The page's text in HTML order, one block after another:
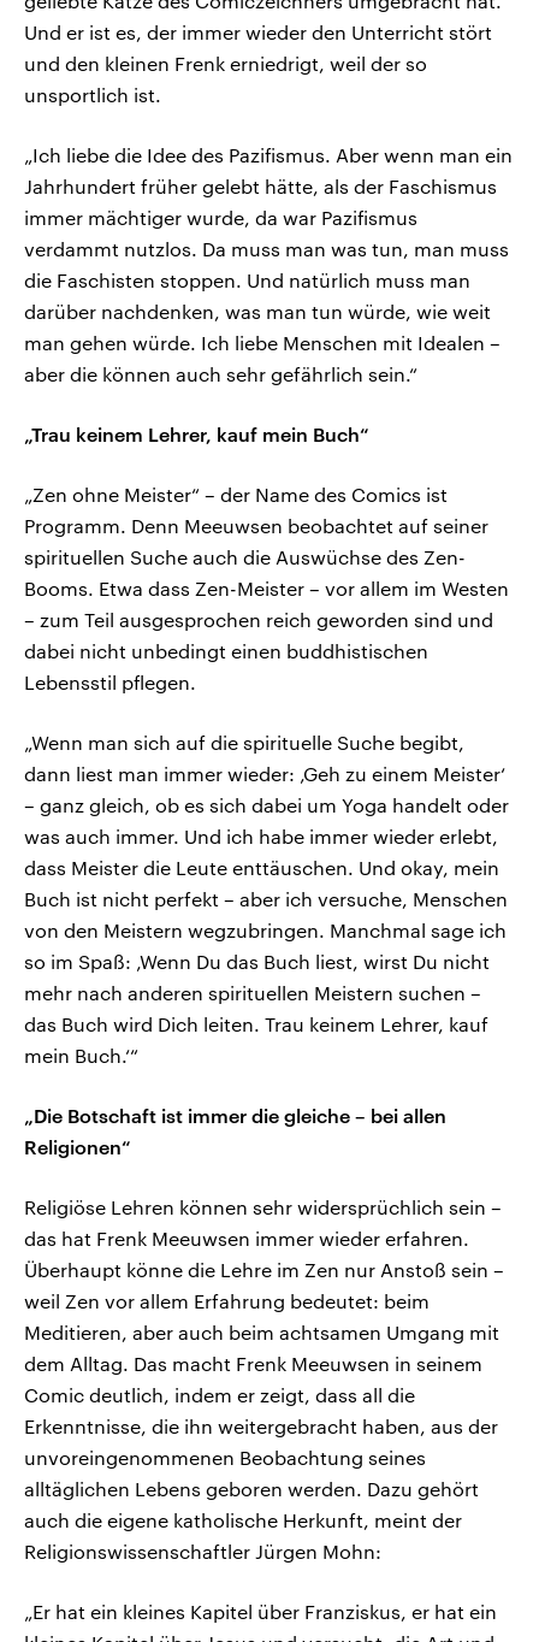
Und er ist es, der immer wieder den Unterricht stört
und den kleinen Frenk erniedrigt, weil der so
unsportlich ist.
„Ich liebe die Idee des Pazifismus. Aber wenn man ein
Jahrhundert früher gelebt hätte, als der Faschismus
immer mächtiger wurde, da war Pazifismus
verdammt nutzlos. Da muss man was tun, man muss
die Faschisten stoppen. Und natürlich muss man
darüber nachdenken, was man tun würde, wie weit
man gehen würde. Ich liebe Menschen mit Idealen –
aber die können auch sehr gefährlich sein.“
„Trau keinem Lehrer, kauf mein Buch“
„Zen ohne Meister“ – der Name des Comics ist
Programm. Denn Meeuwsen beobachtet auf seiner
spirituellen Suche auch die Auswüchse des Zen-
Booms. Etwa dass Zen-Meister – vor allem im Westen
– zum Teil ausgesprochen reich geworden sind und
dabei nicht unbedingt einen buddhistischen
Lebensstil pflegen.
„Wenn man sich auf die spirituelle Suche begibt,
dann liest man immer wieder: ‚Geh zu einem Meister‘
– ganz gleich, ob es sich dabei um Yoga handelt oder
was auch immer. Und ich habe immer wieder erlebt,
dass Meister die Leute enttäuschen. Und okay, mein
Buch ist nicht perfekt – aber ich versuche, Menschen
von den Meistern wegzubringen. Manchmal sage ich
so im Spaß: ‚Wenn Du das Buch liest, wirst Du nicht
mehr nach anderen spirituellen Meistern suchen –
das Buch wird Dich leiten. Trau keinem Lehrer, kauf
mein Buch.‘“
„Die Botschaft ist immer die gleiche – bei allen
Religionen“
Religiöse Lehren können sehr widersprüchlich sein –
das hat Frenk Meeuwsen immer wieder erfahren.
Überhaupt könne die Lehre im Zen nur Anstoß sein –
weil Zen vor allem Erfahrung bedeutet: beim
Meditieren, aber auch beim achtsamen Umgang mit
dem Alltag. Das macht Frenk Meeuwsen in seinem
Comic deutlich, indem er zeigt, dass all die
Erkenntnisse, die ihn weitergebracht haben, aus der
unvoreingenommenen Beobachtung seines
alltäglichen Lebens geboren werden. Dazu gehört
auch die eigene katholische Herkunft, meint der
Religionswissenschaftler Jürgen Mohn:
„Er hat ein kleines Kapitel über Franziskus, er hat ein